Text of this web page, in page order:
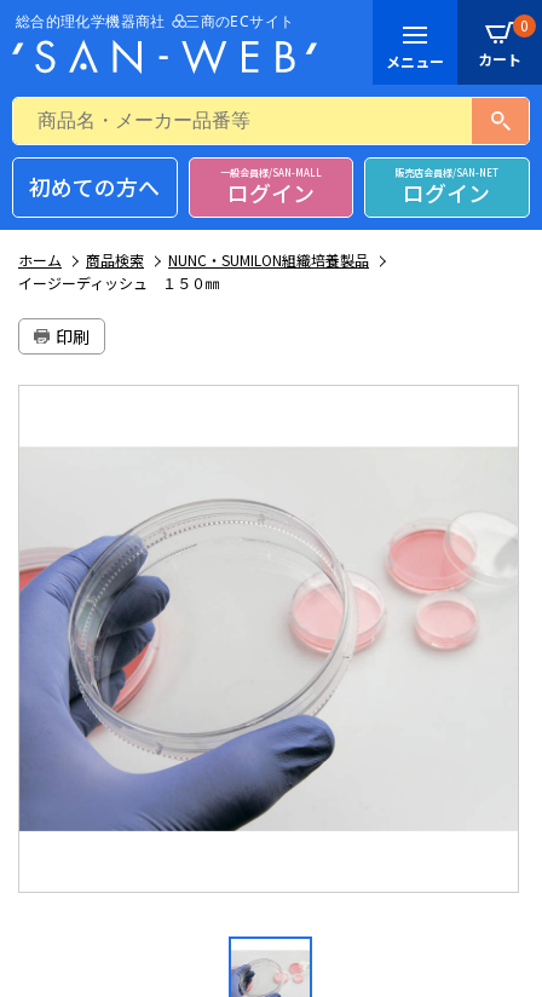
0
初めての方へ 一般会員様/SAN-MALL
ログイン
販売店会員様/SAN-NET
ログイン
ホーム 商品検索
NUNC・SUMILON組織培養製品
イージーディッシュ １５０㎜
印刷